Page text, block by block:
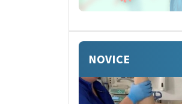
NOVICE